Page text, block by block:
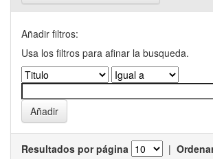
Añadir filtros:
Usa los filtros para afinar la busqueda.
Resultados por página |